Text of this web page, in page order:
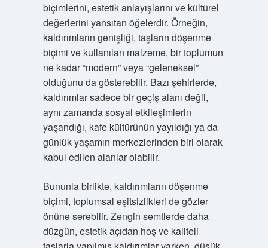
biçimlerini, estetik anlayışlarını ve kültürel
değerlerini yansıtan öğelerdir. Örneğin,
kaldırımların genişliği, taşların döşenme
biçimi ve kullanılan malzeme, bir toplumun
ne kadar “modern” veya “geleneksel”
olduğunu da gösterebilir. Bazı şehirlerde,
kaldırımlar sadece bir geçiş alanı değil,
aynı zamanda sosyal etkileşimlerin
yaşandığı, kafe kültürünün yayıldığı ya da
günlük yaşamın merkezlerinden biri olarak
kabul edilen alanlar olabilir.
Bununla birlikte, kaldırımların döşenme
biçimi, toplumsal eşitsizlikleri de gözler
önüne serebilir. Zengin semtlerde daha
düzgün, estetik açıdan hoş ve kaliteli